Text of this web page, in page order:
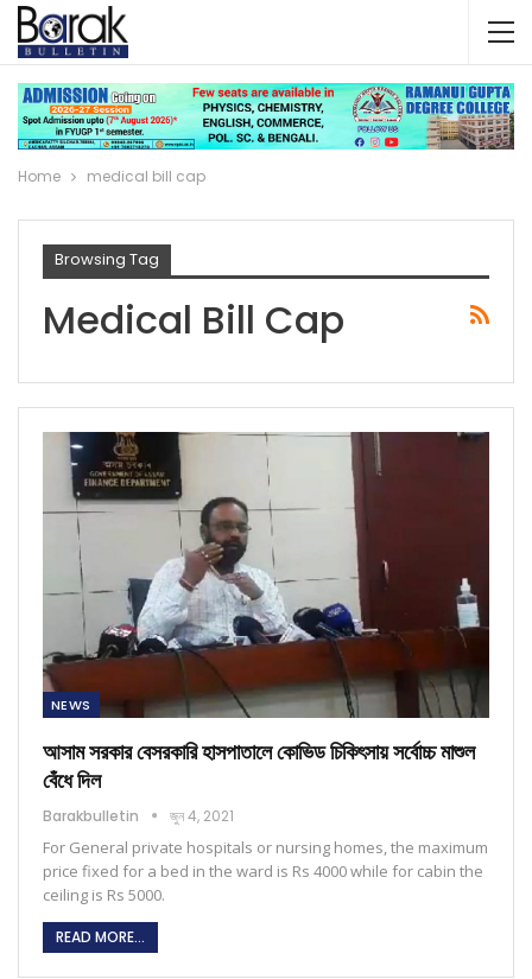
Home medical bill cap
Browsing Tag
Medical Bill Cap
NEWS
আসাম সরকার বেসরকারি হাসপাতালে কোভিড চিকিৎসায় সর্বোচ্চ মাশুল
বেঁধে দিল
Barakbulletin জুন 4, 2021
For General private hospitals or nursing homes, the maximum
price fixed for a bed in the ward is Rs 4000 while for cabin the
ceiling is Rs 5000.
READ MORE...